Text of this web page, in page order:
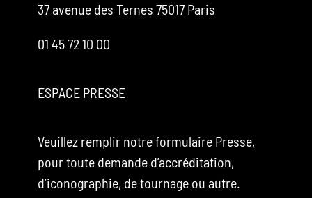
37 avenue des Ternes 75017 Paris
01 45 72 10 00
ESPACE PRESSE
Veuillez remplir notre formulaire Presse,
pour toute demande d’accréditation,
d’iconographie, de tournage ou autre.